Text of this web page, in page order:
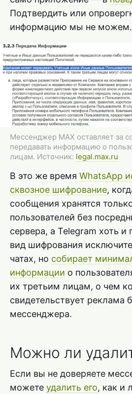
Подтвердить или
информацию мы не можем.
Мессенджер MAX оставляет за
передавать информацию о
лицам. Источник: legal.max.ru
В это же время WhatsApp
сквозное шифрование,
сообщения хранятся
пользователей без
сервера, а Telegram хоть и
вид шифрования
чатах, но собирает
информации о
их третьим лицам, о чем
свидетельствует реклама
мессенджера.
Можно ли
Если вы не доверяете
можете удалить его, как и